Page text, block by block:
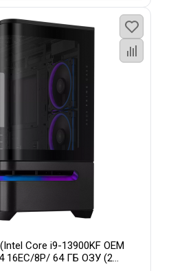
Core i9-13900KF OEM
16EC/8P/ 64 ГБ ОЗУ (2